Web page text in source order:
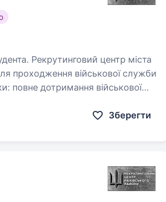
міста
проходження військової служби
Зберегти